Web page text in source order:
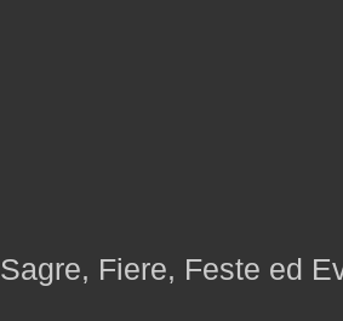
Sagre, Fiere, Feste ed